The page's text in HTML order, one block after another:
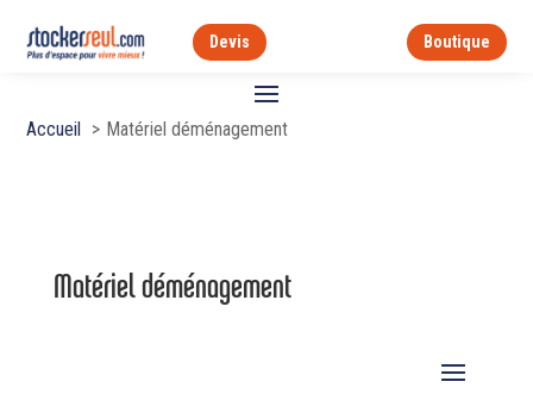
Devis Boutique
Accueil Matériel déménagement
Matériel déménagement